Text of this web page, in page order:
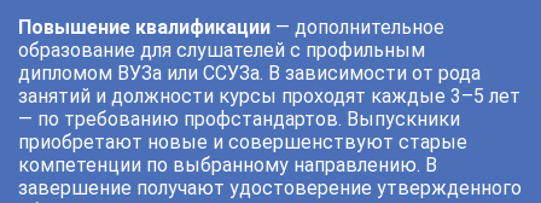
Повышение квалификации — дополнительное
образование для слушателей с профильным
дипломом ВУЗа или ССУЗа. В зависимости от рода
занятий и должности курсы проходят каждые 3–5 лет
— по требованию профстандартов. Выпускники
приобретают новые и совершенствуют старые
компетенции по выбранному направлению. В
завершение получают удостоверение утвержденного